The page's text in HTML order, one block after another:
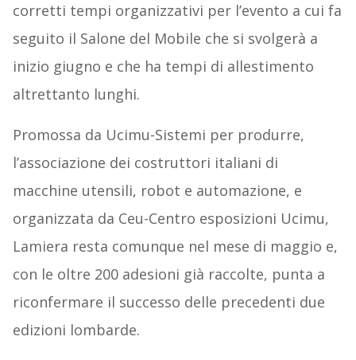
corretti tempi organizzativi per l’evento a cui fa
seguito il Salone del Mobile che si svolgerà a
inizio giugno e che ha tempi di allestimento
altrettanto lunghi.
Promossa da Ucimu-Sistemi per produrre,
l’associazione dei costruttori italiani di
macchine utensili, robot e automazione, e
organizzata da Ceu-Centro esposizioni Ucimu,
Lamiera resta comunque nel mese di maggio e,
con le oltre 200 adesioni già raccolte, punta a
riconfermare il successo delle precedenti due
edizioni lombarde.